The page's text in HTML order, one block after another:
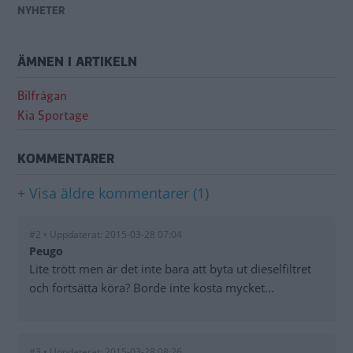
NYHETER
ÄMNEN I ARTIKELN
Bilfrågan
Kia Sportage
KOMMENTARER
+ Visa äldre kommentarer (1)
#2 • Uppdaterat: 2015-03-28 07:04
Peugo
Lite trött men är det inte bara att byta ut dieselfiltret
och fortsätta köra? Borde inte kosta mycket...